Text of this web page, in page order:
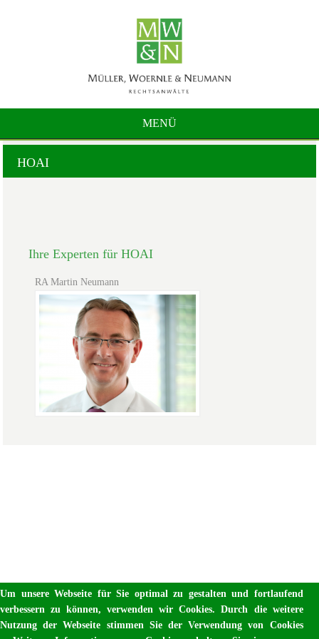
MENÜ
HOAI
Ihre Experten für HOAI
RA Martin Neumann
Um unsere Webseite für Sie optimal zu gestalten und fortlaufend
verbessern zu können, verwenden wir Cookies. Durch die weitere
Nutzung der Webseite stimmen Sie der Verwendung von Cookies